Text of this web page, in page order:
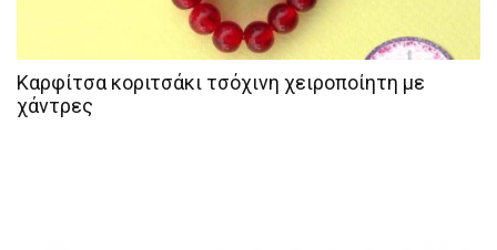
Καρφίτσα κοριτσάκι τσόχινη χειροποίητη με
χάντρες